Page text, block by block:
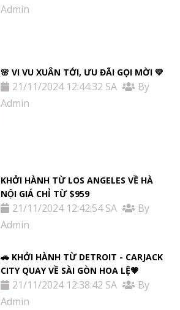
Admin
🌸 VI VU XUÂN TỚI, ƯU ĐÃI GỌI MỜI 💛
21/11/2024 12:44:32 SA
By
Admin
KHỞI HÀNH TỪ LOS ANGELES VỀ HÀ
NỘI GIÁ CHỈ TỪ $959
21/11/2024 12:42:54 SA
By
Admin
🚗 KHỞI HÀNH TỪ DETROIT - CARJACK
CITY QUAY VỀ SÀI GÒN HOA LỆ💗
21/11/2024 12:38:42 SA
By
Admin